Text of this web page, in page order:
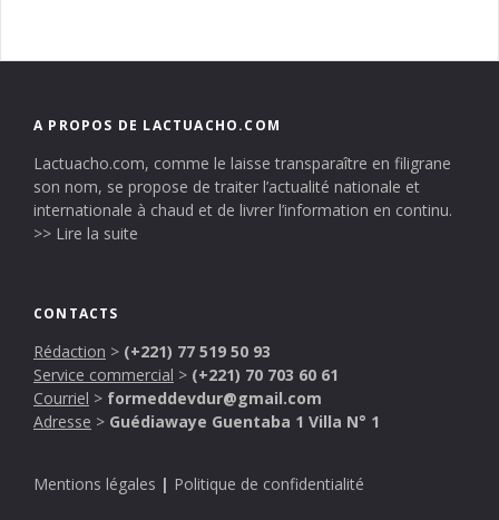
A PROPOS DE LACTUACHO.COM
Lactuacho.com, comme le laisse transparaître en filigrane
son nom, se propose de traiter l’actualité nationale et
internationale à chaud et de livrer l’information en continu.
>> Lire la suite
CONTACTS
Rédaction > (+221) 77 519 50 93
Service commercial > (+221) 70 703 60 61
Courriel > formeddevdur@gmail.com
Adresse > Guédiawaye Guentaba 1 Villa N° 1
Mentions légales | Politique de confidentialité